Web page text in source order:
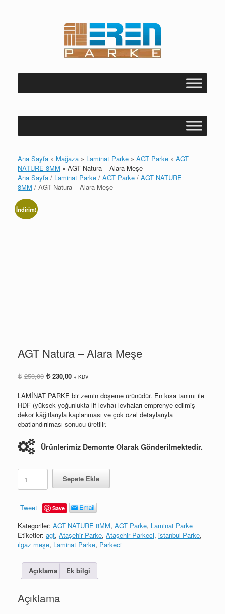
Ana Sayfa » Mağaza » Laminat Parke » AGT Parke » AGT
NATURE 8MM » AGT Natura – Alara Meşe
Ana Sayfa / Laminat Parke / AGT Parke / AGT NATURE
8MM / AGT Natura – Alara Meşe
İndirim!
AGT Natura – Alara Meşe
250,00 Orijinal
250,00.
230,00Şu
fiyat:
230,00.
+ KDV
LAMİNAT PARKE bir zemin döşeme ürünüdür. En kısa tanımı ile
HDF (yüksek yoğunlukta lif levha) levhaları emprenye edilmiş
dekor kâğıtlarıyla kaplanması ve çok özel detaylarıyla
ebatlandırılması sonucu üretilir.
Ürünlerimiz Demonte Olarak Gönderilmektedir.
AGT
Natura
-
Meşe
Sepete Ekle
Tweet Save
Kategoriler: AGT NATURE 8MM, AGT Parke, Laminat Parke
Etiketler: agt, Ataşehir Parke, Ataşehir Parkeci, istanbul Parke,
ılgaz meşe, Laminat Parke, Parkeci
Açıklama Ek bilgi
Açıklama